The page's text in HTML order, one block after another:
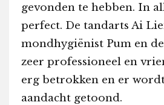
gevonden te hebben. In
perfect. De tandarts Ai
mondhygiënist Pum en
zeer professioneel en
erg betrokken en er
aandacht getoond.